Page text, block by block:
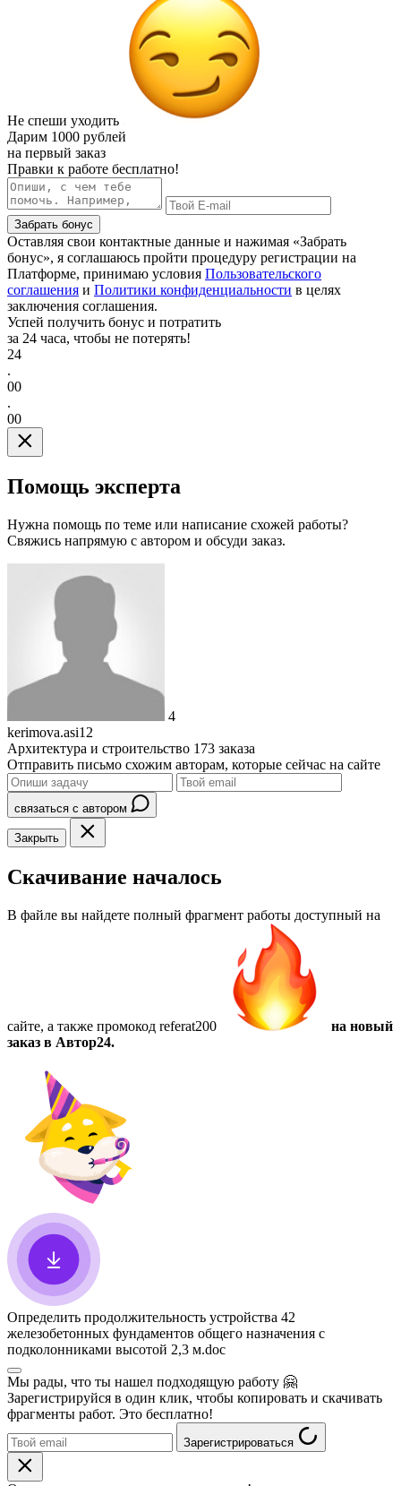
Не спеши уходить
Дарим 1000 рублей
на первый заказ
Правки к работе бесплатно!
Забрать бонус
Оставляя свои контактные данные и нажимая «Забрать
бонус», я соглашаюсь пройти процедуру регистрации на
Платформе, принимаю условия Пользовательского
соглашения и Политики конфиденциальности в целях
заключения соглашения.
Успей получить бонус и потратить
за 24 часа, чтобы не потерять!
24
.
00
.
00
Помощь эксперта
Нужна помощь по теме или написание схожей работы?
Свяжись напрямую с автором и обсуди заказ.
4
kerimova.asi12
Архитектура и строительство 173 заказа
Отправить письмо схожим авторам, которые сейчас на сайте
связаться с автором
Закрыть
Скачивание началось
В файле вы найдете полный фрагмент работы доступный на
сайте, а также промокод referat200
на новый
заказ в Автор24.
Определить продолжительность устройства 42
железобетонных фундаментов общего назначения с
подколонниками высотой 2,3 м.doc
Мы рады, что ты нашел подходящую работу 🤗
Зарегистрируйся в один клик, чтобы копировать и скачивать
фрагменты работ. Это бесплатно!
Зарегистрироваться